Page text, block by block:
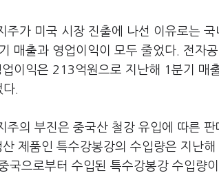
주가 미국 시장 진출에 나선 이유로는
매출과 영업이익이 모두 줄었다. 전자
이익은 213억원으로 지난해 1분기
.
주의 부진은 중국산 철강 유입에 따른
산 제품인 특수강봉강의 수입량은 지
국으로부터 수입된 특수강봉강 수입